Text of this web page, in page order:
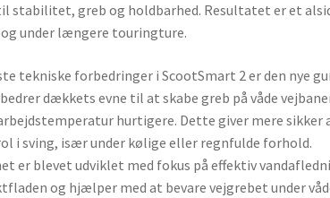
stabilitet, greb og holdbarhed. Resultatet er et
under længere touringture.
tekniske forbedringer i ScootSmart 2 er den nye
dækkets evne til at skabe greb på våde
hurtigere. Dette giver mere
i sving, især under kølige eller regnfulde forhold.
er blevet udviklet med fokus på effektiv
og hjælper med at bevare vejgrebet under